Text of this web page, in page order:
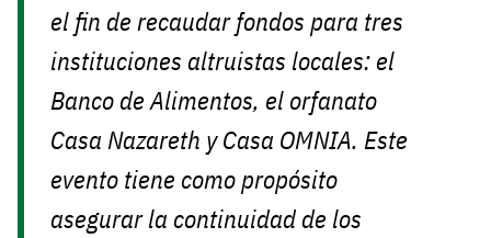
el fin de recaudar fondos para tres
instituciones altruistas locales: el
Banco de Alimentos, el orfanato
Casa Nazareth y Casa OMNIA. Este
evento tiene como propósito
asegurar la continuidad de los